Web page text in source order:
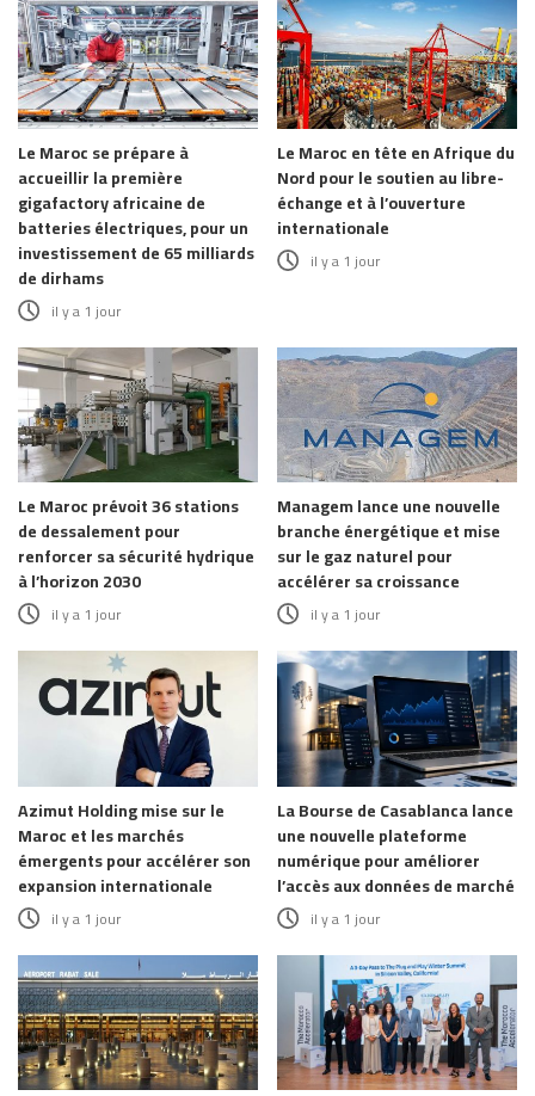
Le Maroc se prépare à
accueillir la première
gigafactory africaine de
batteries électriques, pour un
investissement de 65 milliards
de dirhams
il y a 1 jour
Le Maroc en tête en Afrique du
Nord pour le soutien au libre-
échange et à l’ouverture
internationale
il y a 1 jour
Le Maroc prévoit 36 stations
de dessalement pour
renforcer sa sécurité hydrique
à l’horizon 2030
il y a 1 jour
Managem lance une nouvelle
branche énergétique et mise
sur le gaz naturel pour
accélérer sa croissance
il y a 1 jour
Azimut Holding mise sur le
Maroc et les marchés
émergents pour accélérer son
expansion internationale
il y a 1 jour
La Bourse de Casablanca lance
une nouvelle plateforme
numérique pour améliorer
l’accès aux données de marché
il y a 1 jour